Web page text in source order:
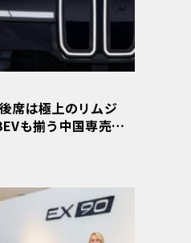
席は極上のリムジ
も揃う中国専売ロ